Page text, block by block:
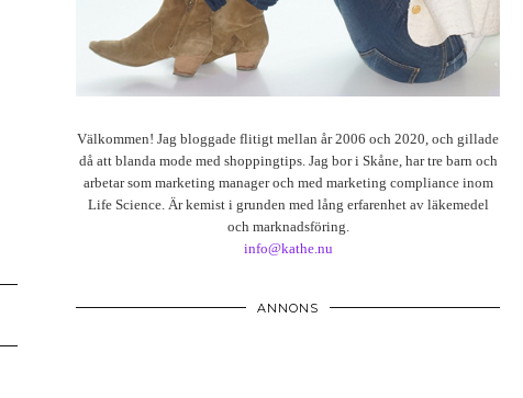
Välkommen! Jag bloggade flitigt mellan år 2006 och 2020, och gillade
då att blanda mode med shoppingtips. Jag bor i Skåne, har tre barn och
arbetar som marketing manager och med marketing compliance inom
Life Science. Är kemist i grunden med lång erfarenhet av läkemedel
och marknadsföring.
info@kathe.nu
ANNONS